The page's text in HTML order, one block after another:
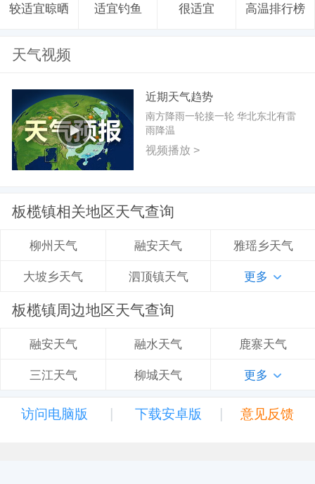
较适宜晾晒 适宜钓鱼 很适宜 高温排行榜
天气视频
近期天气趋势
南方降雨一轮接一轮 华北东北有雷
雨降温
视频播放 >
板榄镇相关地区天气查询
柳州天气 融安天气 雅瑶乡天气
大坡乡天气 泗顶镇天气 更多
板榄镇周边地区天气查询
融安天气 融水天气 鹿寨天气
三江天气 柳城天气 更多
访问电脑版 | 下载安卓版 | 意见反馈